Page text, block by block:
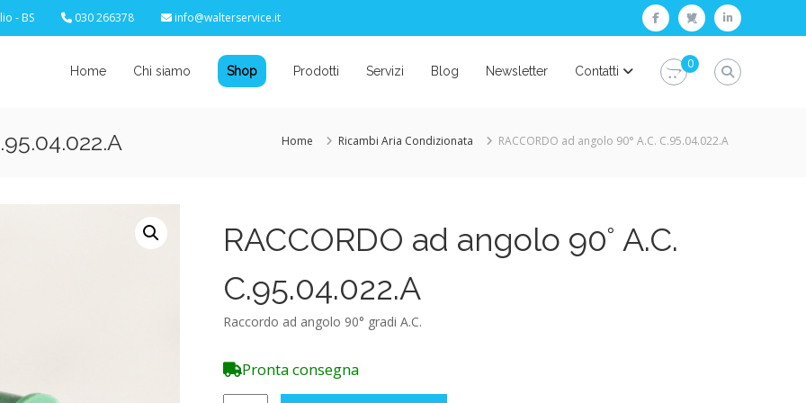
- BS 030 266378 info@walterservice.it facebooktwitterlinkedin
Home Chi siamo Shop Prodotti Servizi Blog Newsletter Contatti
0
Home Ricambi Aria Condizionata RACCORDO ad angolo 90° A.C. C.95.04.022.A
RACCORDO ad angolo 90° A.C.
C.95.04.022.A
Raccordo ad angolo 90° gradi A.C.
Pronta consegna